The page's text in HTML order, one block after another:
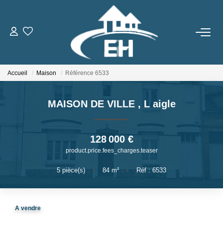
ACHETER
LOUER
Nos Biens
Gestion Locative
ESTIMER
Accueil Maison Référence 6533
MAISON DE VILLE , L aigle
128 000 €
product.price.fees_charges.teaser
5 pièce(s) • 84 m² • Réf : 6533
A vendre